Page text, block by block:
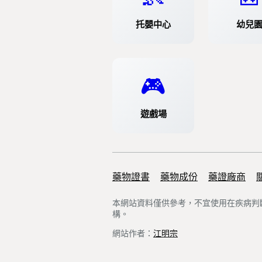
托嬰中心 幼兒園
🎮
遊戲場
Support links
藥物證書 藥物成份 藥證廠商
本網站資料僅供參考，不宜使用在疾病
構。
網站作者： 江明宗